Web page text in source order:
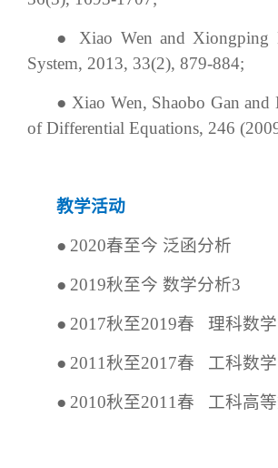
●
Xiao Wen and Xiongping
System, 2013, 33(2), 879-884;
● Xiao Wen, Shaobo Gan and
of Differential Equations, 246
教学活动
● 2020春至今 泛函分析
● 2019秋至今 数学分析3
● 2017秋至2019春 理科数
● 2011秋至2017春 工科数
● 2010秋至2011 春 工科高